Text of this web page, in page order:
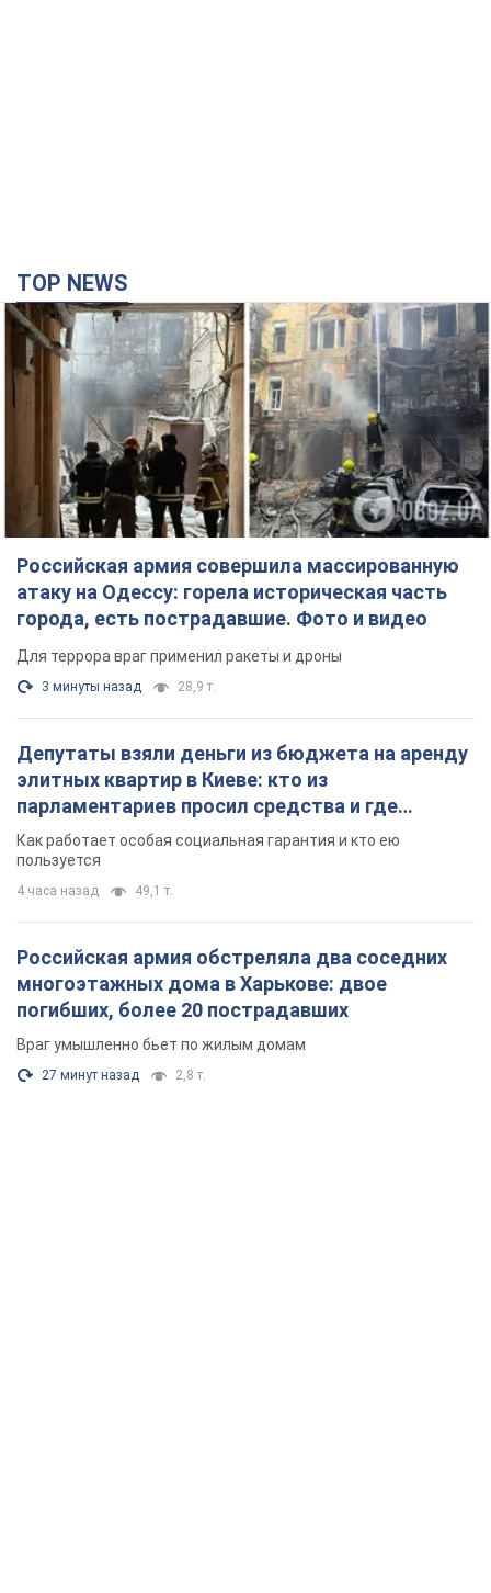
TOP NEWS
Российская армия совершила массированную
атаку на Одессу: горела историческая часть
города, есть пострадавшие. Фото и видео
Для террора враг применил ракеты и дроны
3 минуты назад 28,9 т.
Депутаты взяли деньги из бюджета на аренду
элитных квартир в Киеве: кто из
парламентариев просил средства и где
поселился
Как работает особая социальная гарантия и кто ею
пользуется
4 часа назад 49,1 т.
Российская армия обстреляла два соседних
многоэтажных дома в Харькове: двое
погибших, более 20 пострадавших
Враг умышленно бьет по жилым домам
27 минут назад 2,8 т.